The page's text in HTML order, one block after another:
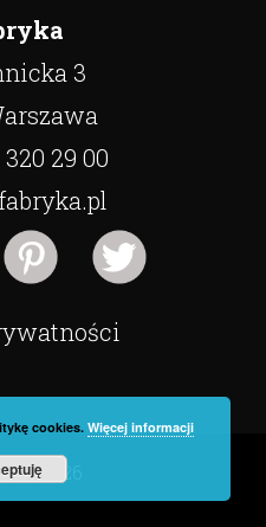
3
29 00
2026
cookies.Więcej informacji